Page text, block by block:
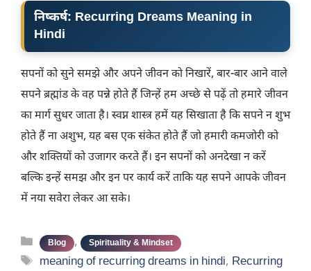
निष्कर्ष: Recurring Dreams Meaning in
Hindi
सपनों को सुने समझे और अपने जीवन को निखारें, बार-बार आने वाले
सपने ब्रह्मांड के वह पन्ने होते हैं जिन्हें हम अच्छे से पढ़ें तो हमारे जीवन
का मार्ग सुधर जाता है। स्वप्न शास्त्र हमें यह सिखाता है कि सपने न शुभ
होते हैं ना अशुभ, यह बस एक संकेत होते हैं जो हमारी कमजोरी को
और शक्तियों को उजागर करते हैं। इन सपनों को अनदेखा न करें
बल्कि इन्हें समझ और इन पर कार्य करें ताकि यह सपने आपके जीवन
में नया सवेरा लेकर आ सके।
Categories
Blog , Spirituality & Mindset
Tags
meaning of recurring dreams in hindi, Recurring